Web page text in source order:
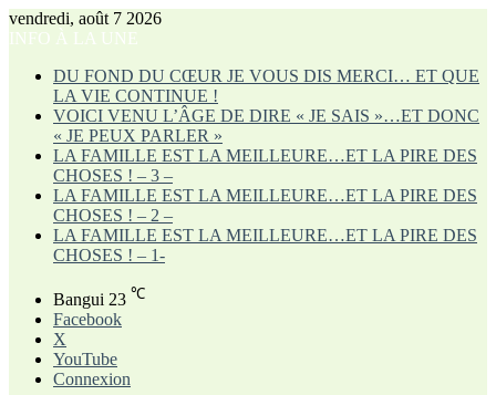
vendredi, août 7 2026
INFO À LA UNE
DU FOND DU CŒUR JE VOUS DIS MERCI… ET QUE
LA VIE CONTINUE !
VOICI VENU L’ÂGE DE DIRE « JE SAIS »…ET DONC
« JE PEUX PARLER »
LA FAMILLE EST LA MEILLEURE…ET LA PIRE DES
CHOSES ! – 3 –
LA FAMILLE EST LA MEILLEURE…ET LA PIRE DES
CHOSES ! – 2 –
LA FAMILLE EST LA MEILLEURE…ET LA PIRE DES
CHOSES ! – 1-
Bangui 23 ℃
Facebook
X
YouTube
Connexion